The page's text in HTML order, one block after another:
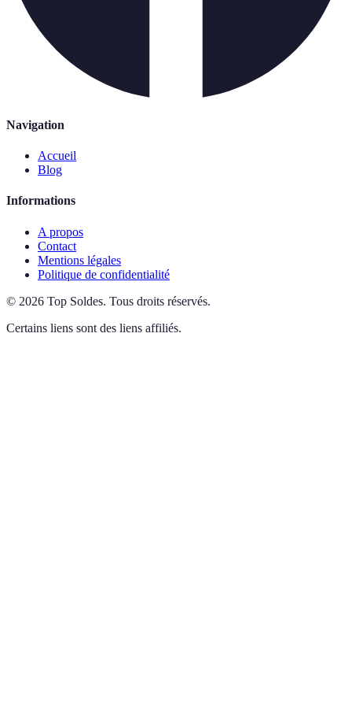
Navigation
Accueil
Blog
Informations
A propos
Contact
Mentions légales
Politique de confidentialité
© 2026 Top Soldes. Tous droits réservés.
Certains liens sont des liens affiliés.